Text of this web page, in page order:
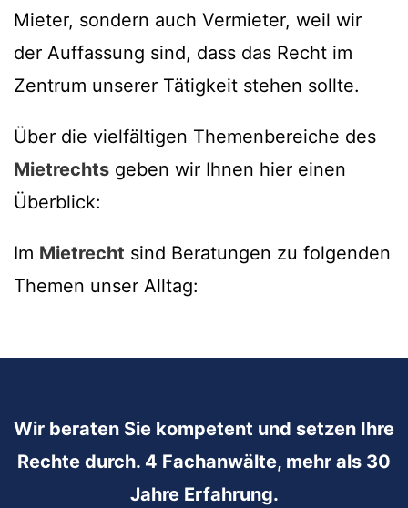
Mieter, sondern auch Vermieter, weil wir
der Auffassung sind, dass das Recht im
Zentrum unserer Tätigkeit stehen sollte.
Über die vielfältigen Themenbereiche des
Mietrechts geben wir Ihnen hier einen
Überblick:
Im Mietrecht sind Beratungen zu folgenden
Themen unser Alltag:
Wir beraten Sie kompetent und setzen Ihre
Rechte durch. 4 Fachanwälte, mehr als 30
Jahre Erfahrung.